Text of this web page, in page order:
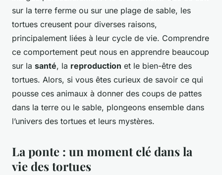
sur la terre ferme ou sur une plage de sable, les
tortues creusent pour diverses raisons,
principalement liées à leur cycle de vie. Comprendre
ce comportement peut nous en apprendre beaucoup
sur la santé, la reproduction et le bien-être des
tortues. Alors, si vous êtes curieux de savoir ce qui
pousse ces animaux à donner des coups de pattes
dans la terre ou le sable, plongeons ensemble dans
l’univers des tortues et leurs mystères.
La ponte : un moment clé dans la
vie des tortues